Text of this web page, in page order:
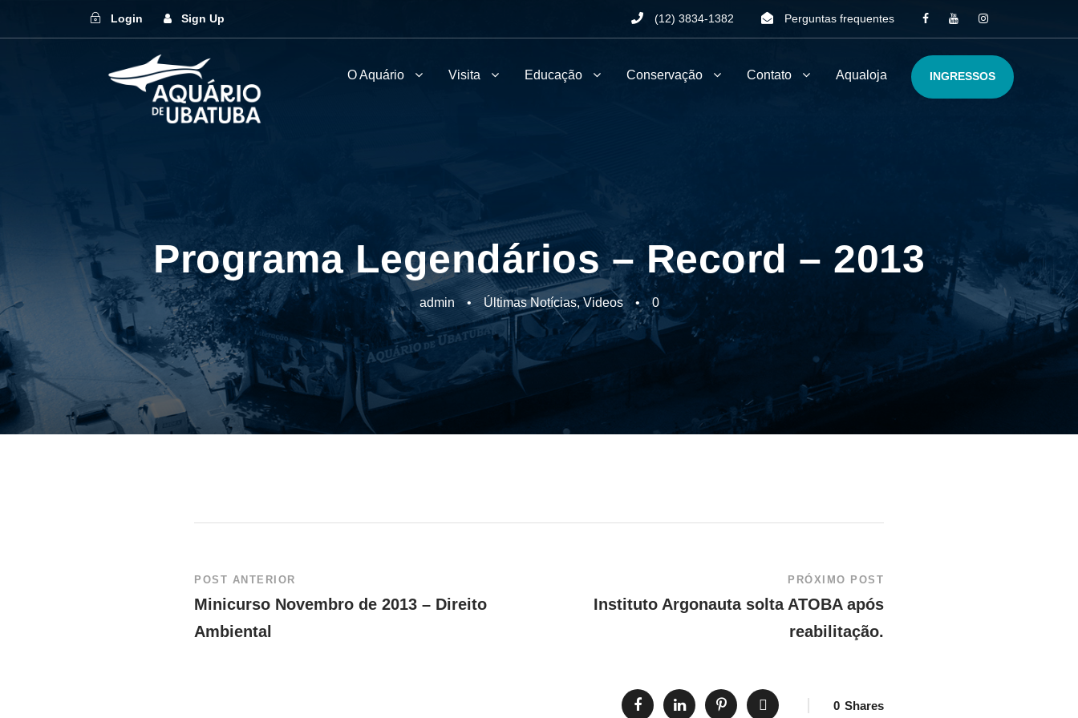
Login Sign Up (12) 3834-1382 Perguntas frequentes
O Aquário Visita Educação Conservação Contato Aqualoja INGRESSOS
Programa Legendários – Record – 2013
admin • Últimas Notícias, Videos • 0
POST ANTERIOR
Minicurso Novembro de 2013 – Direito
Ambiental
PRÓXIMO POST
Instituto Argonauta solta ATOBA após
reabilitação.
0 Shares